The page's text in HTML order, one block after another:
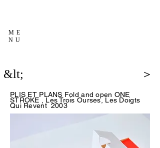
ME
NU
&lt; ＞
PLIS ET PLANS Fold and open ONE
STROKE , Les Trois Ourses, Les Doigts
Qui Revent 2003